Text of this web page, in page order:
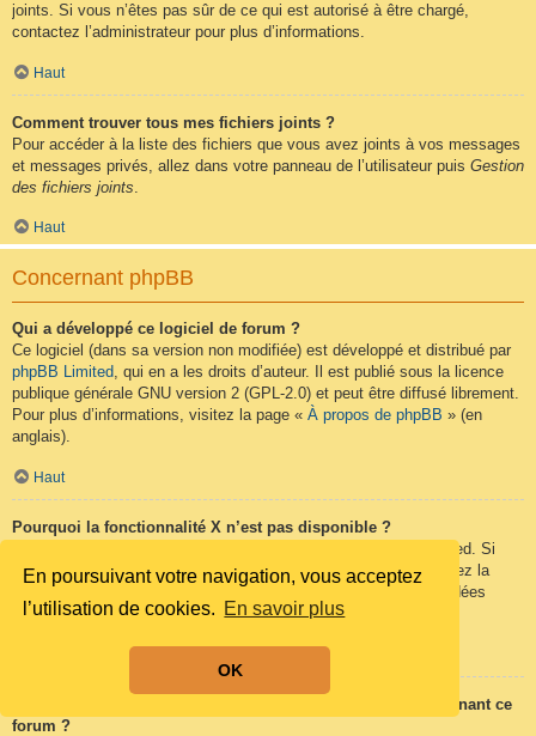
En poursuivant votre navigation, vous acceptez
l’utilisation de cookies. En savoir plus
OK
joints. Si vous n’êtes pas sûr de ce qui est autorisé à être chargé,
contactez l’administrateur pour plus d’informations.
Haut
Comment trouver tous mes fichiers joints ?
Pour accéder à la liste des fichiers que vous avez joints à vos messages
et messages privés, allez dans votre panneau de l’utilisateur puis Gestion
des fichiers joints
Haut
Concernant phpBB
Qui a développé ce logiciel de forum ?
Ce logiciel (dans sa version non modifiée) est développé et distribué par
phpBB Limited, qui en a les droits d’auteur. Il est publié sous la licence
publique générale GNU version 2 (GPL-2.0) et peut être diffusé librement.
Pour plus d’informations, visitez la page « À propos de phpBB » (en
anglais).
Haut
Pourquoi la fonctionnalité X n’est pas disponible ?
Ce logiciel a été développé et mis sous licence par phpBB Limited. Si
vous pensez qu’une fonctionnalité nécessite d’être ajoutée, visitez la
phpBB Ideas
(en anglais) où vous pouvez voter pour des idées
proposées ou en suggérer de nouvelles.
Qui contacter pour les abus ou les questions légales concernant ce
forum ?